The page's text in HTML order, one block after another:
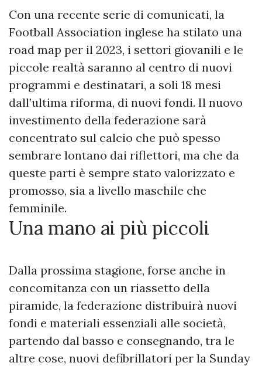
Con una recente serie di comunicati, la
Football Association inglese ha stilato una
road map per il 2023, i settori giovanili e le
piccole realtà saranno al centro di nuovi
programmi e destinatari, a soli 18 mesi
dall’ultima riforma, di nuovi fondi. Il nuovo
investimento della federazione sarà
concentrato sul calcio che può spesso
sembrare lontano dai riflettori, ma che da
queste parti è sempre stato valorizzato e
promosso, sia a livello maschile che
femminile.
Una mano ai più piccoli
Dalla prossima stagione, forse anche in
concomitanza con un riassetto della
piramide, la federazione distribuirà nuovi
fondi e materiali essenziali alle società,
partendo dal basso e consegnando, tra le
altre cose, nuovi defibrillatori per la Sunday